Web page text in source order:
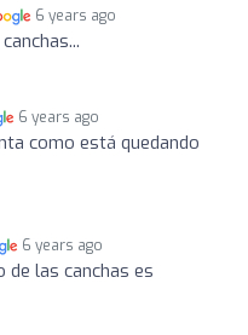
6 years ago
6 years ago
como está quedando
6 years ago
de las canchas es